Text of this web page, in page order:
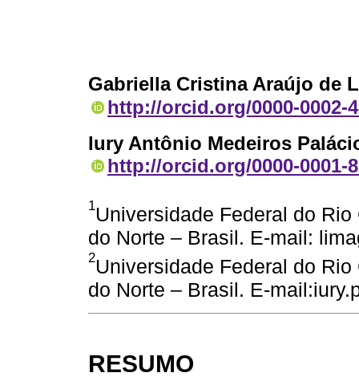
Gabriella Cristina Araújo de
http://orcid.org/0000-0002-
Iury Antônio Medeiros
http://orcid.org/0000-0001-
1Universidade Federal do
do Norte – Brasil. E-mail:
2Universidade Federal do
do Norte – Brasil. E-
RESUMO